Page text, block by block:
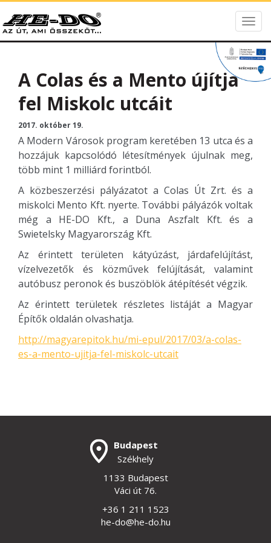
A Colas és a Mento újítja
fel Miskolc utcáit
2017. október 19.
A Modern Városok program keretében 13 utca és a
hozzájuk kapcsolódó létesítmények újulnak meg,
több mint 1 milliárd forintból.
A közbeszerzési pályázatot a Colas Út Zrt. és a
miskolci Mento Kft. nyerte. További pályázók voltak
még a HE-DO Kft., a Duna Aszfalt Kft. és a
Swietelsky Magyarország Kft.
Az érintett területen kátyúzást, járdafelújítást,
vízelvezetők és közművek felújítását, valamint
autóbusz peronok és buszöblök átépítését végzik.
Az érintett területek részletes listáját a Magyar
Építők oldalán olvashatja.
http://magyarepitok.hu/mi-epul/2017/03/a-colas-
es-a-mento-ujitja-fel-miskolc-utcait
Budapest
Székhely
1133 Budapest
Váci út 76.
+36 1 211 1523
he-do@he-do.hu